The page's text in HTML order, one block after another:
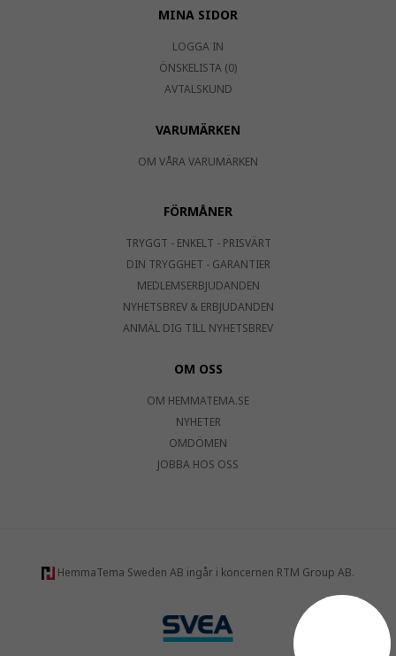
MINA SIDOR
LOGGA IN
ÖNSKELISTA (0)
AVTALSKUND
VARUMÄRKEN
OM VÅRA VARUMÄRKEN
FÖRMÅNER
TRYGGT - ENKELT - PRISVÄRT
DIN TRYGGHET - GARANTIER
MEDLEMSERBJUDANDEN
NYHETSBREV & ERBJUDANDEN
ANMÄL DIG TILL NYHETSBREV
OM OSS
OM HEMMATEMA.SE
NYHETER
OMDÖMEN
JOBBA HOS OSS
HemmaTema Sweden AB ingår i koncernen RTM Group AB.